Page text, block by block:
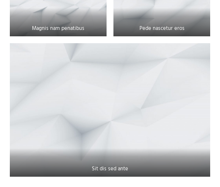
Magnis nam penatibus Pede nascetur eros
Sit dis sed ante